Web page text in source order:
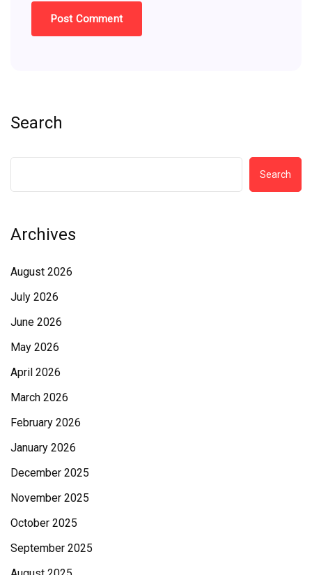
Search
Search
Archives
August 2026
July 2026
June 2026
May 2026
April 2026
March 2026
February 2026
January 2026
December 2025
November 2025
October 2025
September 2025